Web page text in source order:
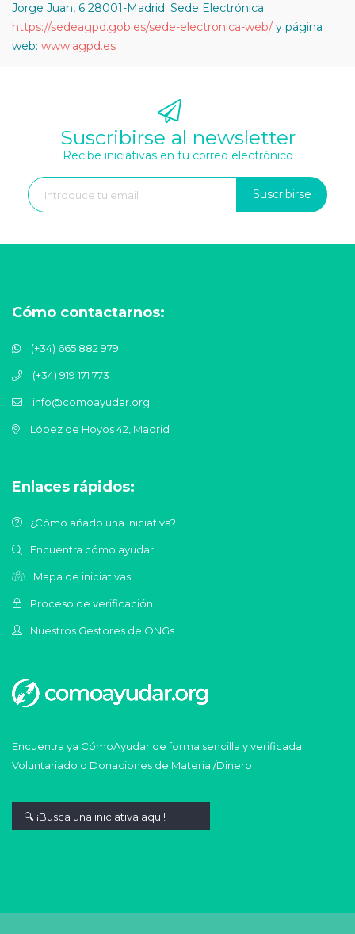
Jorge Juan, 6 28001-Madrid; Sede Electrónica:
https://sedeagpd.gob.es/sede-electronica-web/ y página
web: www.agpd.es
Suscribirse al newsletter
Recibe iniciativas en tu correo electrónico
Suscribirse
Cómo contactarnos:
(+34) 665 882 979
(+34) 919 171 773
info@comoayudar.org
López de Hoyos 42, Madrid
Enlaces rápidos:
¿Cómo añado una iniciativa?
Encuentra cómo ayudar
Mapa de iniciativas
Proceso de verificación
Nuestros Gestores de ONGs
Encuentra ya CómoAyudar de forma sencilla y verificada:
Voluntariado o Donaciones de Material/Dinero